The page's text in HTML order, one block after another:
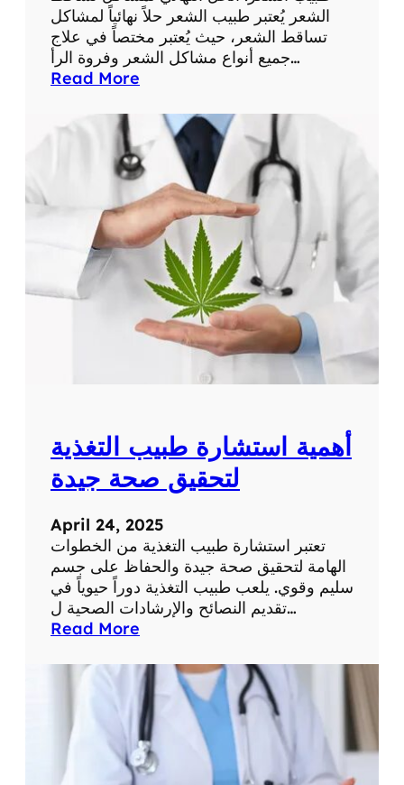
ع
ن
ا
الشعر يُعتبر طبيب الشعر حلاً نهائياً لمشاكل
تساقط الشعر، حيث يُعتبر مختصاً في علاج
جميع أنواع مشاكل الشعر وفروة الرأ…
Read More
ب
ا
ل
ش
ع
ل
ه
ئ
ل
م
ش
ا
ك
ل
س
ا
ق
ط
ا
أهمية استشارة طبيب التغذية
لتحقيق صحة جيدة
April 24, 2025
تعتبر استشارة طبيب التغذية من الخطوات
الهامة لتحقيق صحة جيدة والحفاظ على جسم
سليم وقوي. يلعب طبيب التغذية دوراً حيوياً في
تقديم النصائح والإرشادات الصحية ل…
Read More
ه
م
ي
ة
ا
س